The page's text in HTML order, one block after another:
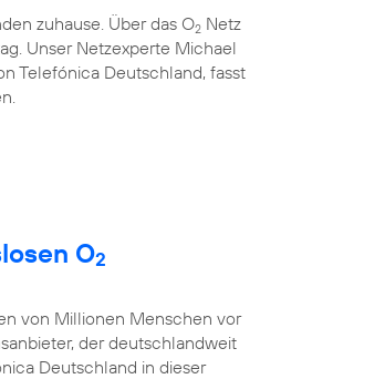
zuhause. Über das O2 Netz
Unser Netzexperte Michael
Telefónica Deutschland, fasst
O2
von Millionen Menschen vor
der deutschlandweit
Deutschland in dieser